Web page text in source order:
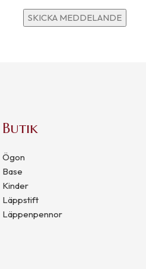
Butik
Ögon
Base
Kinder
Läppstift
Läppenpennor